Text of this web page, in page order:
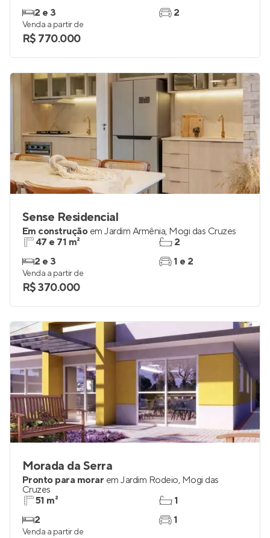
2 e 3
2
Venda a partir de
R$ 770.000
Sense Residencial
Em construção em Jardim Armênia, Mogi das Cruzes
47 e 71 m²
2 e 3
2
1 e 2
Venda a partir de
R$ 370.000
Morada da Serra
Pronto para morar em Jardim Rodeio, Mogi das
Cruzes
51 m²
2
1
1
Venda a partir de